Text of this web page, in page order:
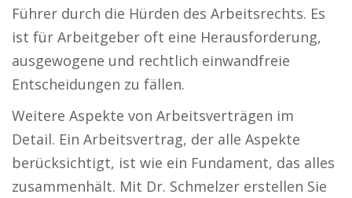
Führer durch die Hürden des Arbeitsrechts. Es
ist für Arbeitgeber oft eine Herausforderung,
ausgewogene und rechtlich einwandfreie
Entscheidungen zu fällen.
Weitere Aspekte von Arbeitsverträgen im
Detail. Ein Arbeitsvertrag, der alle Aspekte
berücksichtigt, ist wie ein Fundament, das alles
zusammenhält. Mit Dr. Schmelzer erstellen Sie